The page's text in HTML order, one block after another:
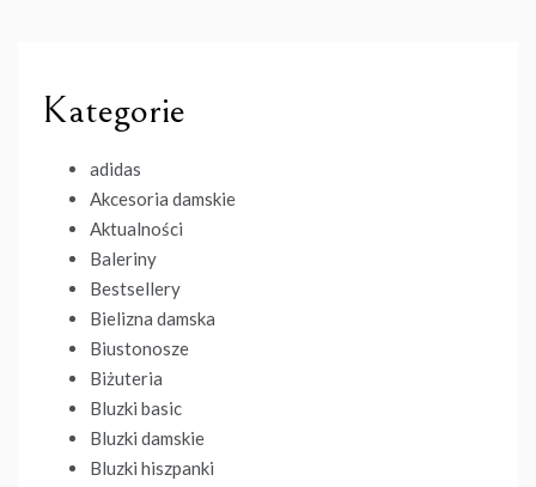
Kategorie
adidas
Akcesoria damskie
Aktualności
Baleriny
Bestsellery
Bielizna damska
Biustonosze
Biżuteria
Bluzki basic
Bluzki damskie
Bluzki hiszpanki